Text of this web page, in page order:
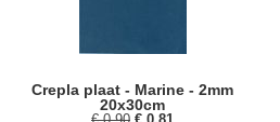
Crepla plaat - Marine - 2mm
20x30cm